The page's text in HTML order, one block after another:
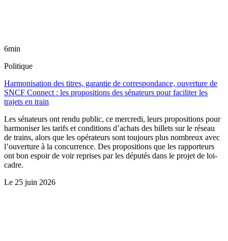
6min
Politique
Harmonisation des titres, garantie de correspondance, ouverture de
SNCF Connect : les propositions des sénateurs pour faciliter les
trajets en train
Les sénateurs ont rendu public, ce mercredi, leurs propositions pour
harmoniser les tarifs et conditions d’achats des billets sur le réseau
de trains, alors que les opérateurs sont toujours plus nombreux avec
l’ouverture à la concurrence. Des propositions que les rapporteurs
ont bon espoir de voir reprises par les députés dans le projet de loi-
cadre.
Le 25 juin 2026